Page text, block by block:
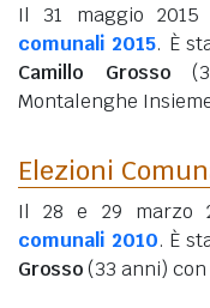
Il 31 maggio
comunali 2015. È
Camillo Grosso
Montalenghe
Elezioni
Il 28 e 29 marzo
comunali 2010. È
Grosso(33 anni)